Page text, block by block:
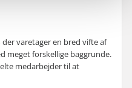
varetager en bred vifte af
meget forskellige baggrunde.
medarbejder til at